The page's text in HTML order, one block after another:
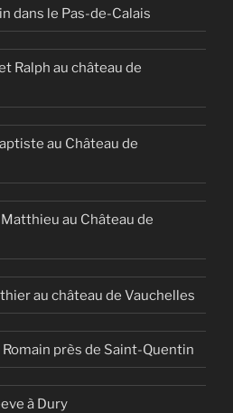
dans le Pas-de-Calais
Ralph au château de
au Château de
au Château de
au château de Vauchelles
près de Saint-Quentin
à Dury